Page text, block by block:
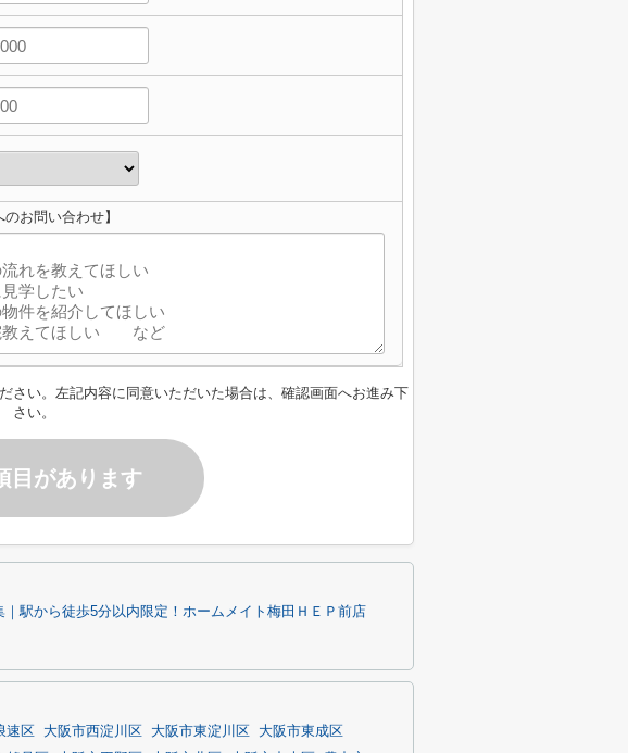
のお問い合わせ】
さい。左記内容に同意いただいた場合は、確認画面へお進み下
さい。
目があります
｜駅から徒歩5分以内限定！ホームメイト梅田ＨＥＰ前店
速区 大阪市西淀川区 大阪市東淀川区
大阪市東成区